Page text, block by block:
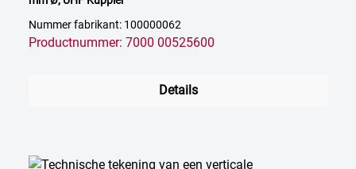
Nummer fabrikant: 100000062
Productnummer: 7000 00525600
Details